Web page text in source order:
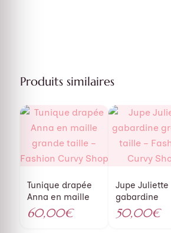
Produits similaires
Tunique drapée
Anna en maille
60,00€
Jupe Juliette
gabardine
50,00€